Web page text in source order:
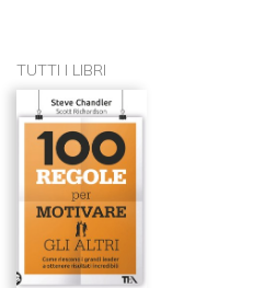
TUTTI I LIBRI